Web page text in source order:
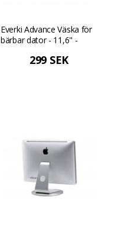
Everki Advance Väska för
bärbar dator - 11,6" -
299 SEK